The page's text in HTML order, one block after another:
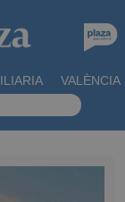
VALÈNCIA